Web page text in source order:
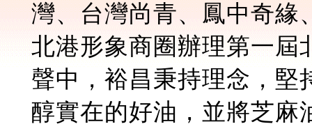
灣、台灣尚青、鳳中奇
北港形象商圈辦理第一屆
聲中，裕昌秉持理念，堅
醇實在的好油，並將芝麻